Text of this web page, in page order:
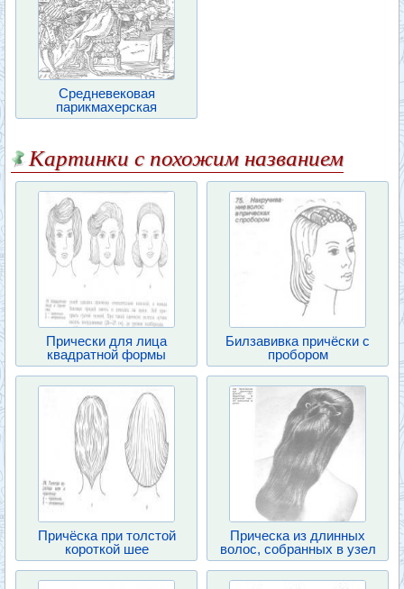
Средневековая
парикмахерская
Картинки с похожим названием
Прически для лица
квадратной формы
Билзавивка причёски с
пробором
Причёска при толстой
короткой шее
Прическа из длинных
волос, собранных в узел